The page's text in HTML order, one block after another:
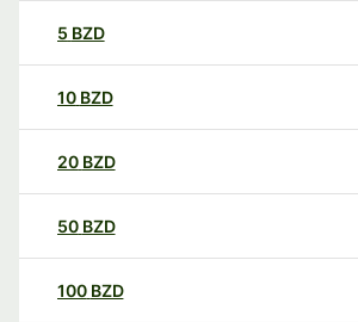
5 BZD
10 BZD
20 BZD
50 BZD
100 BZD